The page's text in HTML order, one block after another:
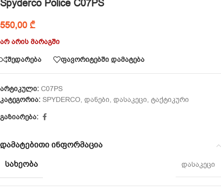
Spyderco Police C07PS
550,00 ₾
არ არის მარაგში
შედარება
ფავორიტებში დამატება
არტიკული: C07PS
კატეგორია: SPYDERCO, დანები, დასაკეცი, ტაქტიკური
გაზიარება:
დამატებითი ინფორმაცია
ᲡᲐᲮᲔᲝᲑᲐ
დასაკეცი